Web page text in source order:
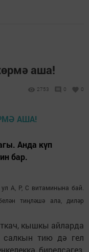
аша!
2753 0 0
Анда күп
бар.
А, Р, С витаминына бай.
тиңләшә ала, диләр
кышкы айларда
салкын тию дә гел